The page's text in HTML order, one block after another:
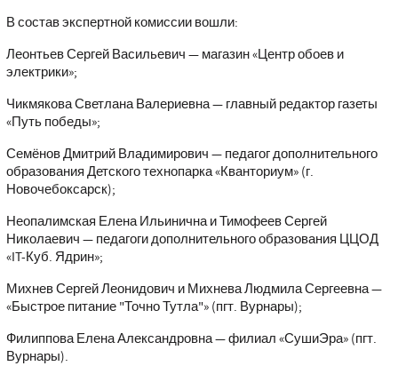
В состав экспертной комиссии вошли:
Леонтьев Сергей Васильевич — магазин «Центр обоев и
электрики»;
Чикмякова Светлана Валериевна — главный редактор газеты
«Путь победы»;
Семёнов Дмитрий Владимирович — педагог дополнительного
образования Детского технопарка «Кванториум» (г.
Новочебоксарск);
Неопалимская Елена Ильинична и Тимофеев Сергей
Николаевич — педагоги дополнительного образования ЦЦОД
«IT-Куб. Ядрин»;
Михнев Сергей Леонидович и Михнева Людмила Сергеевна —
«Быстрое питание "Точно Тутла"» (пгт. Вурнары);
Филиппова Елена Александровна — филиал «СушиЭра» (пгт.
Вурнары).